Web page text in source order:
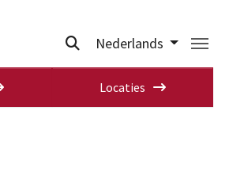
Nederlands
Locaties